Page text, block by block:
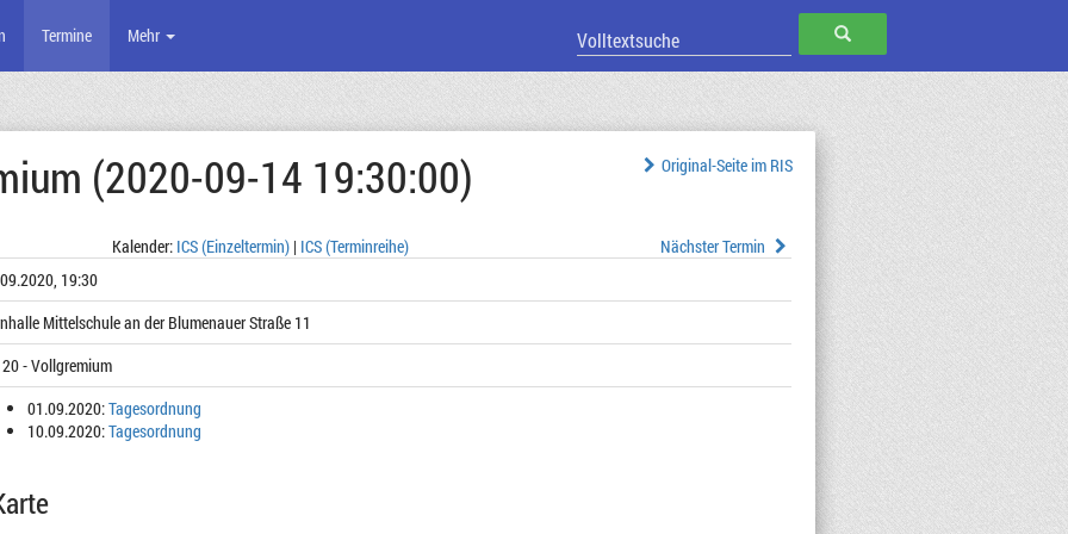
SUCHEN
Termine Mehr
Original-Seite im RIS
(2020-09-14 19:30:00)
Nächster Termin
Kalender: ICS (Einzeltermin) | ICS (Terminreihe)
19:30
Mittelschule an der Blumenauer Straße 11
- Vollgremium
01.09.2020:Tagesordnung
10.09.2020:Tagesordnung